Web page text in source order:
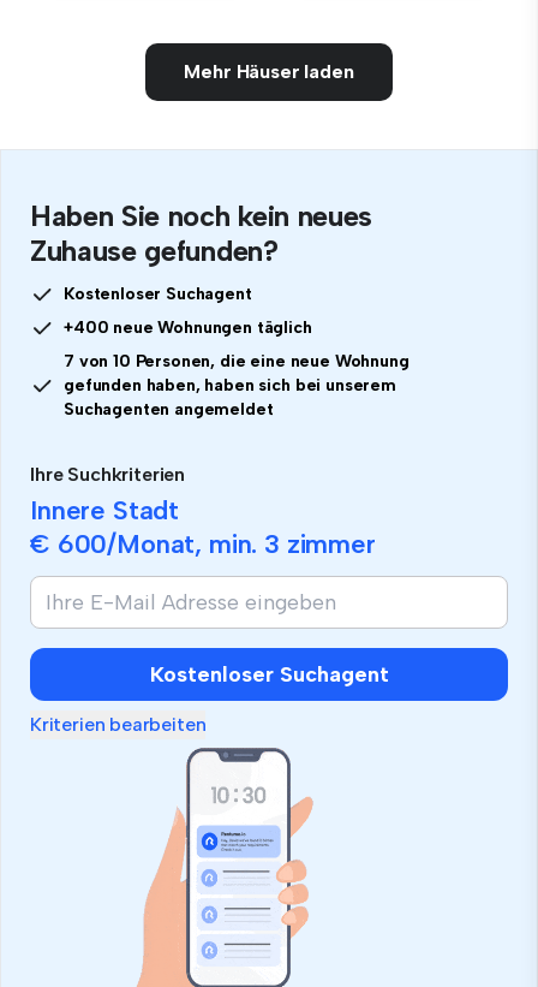
Mehr Häuser laden
Haben Sie noch kein neues
Zuhause gefunden?
Kostenloser Suchagent
+400 neue Wohnungen täglich
7 von 10 Personen, die eine neue Wohnung
gefunden haben, haben sich bei unserem
Suchagenten angemeldet
Ihre Suchkriterien
Innere Stadt
€ 600/Monat, min. 3 zimmer
Kostenloser Suchagent
Kriterien bearbeiten